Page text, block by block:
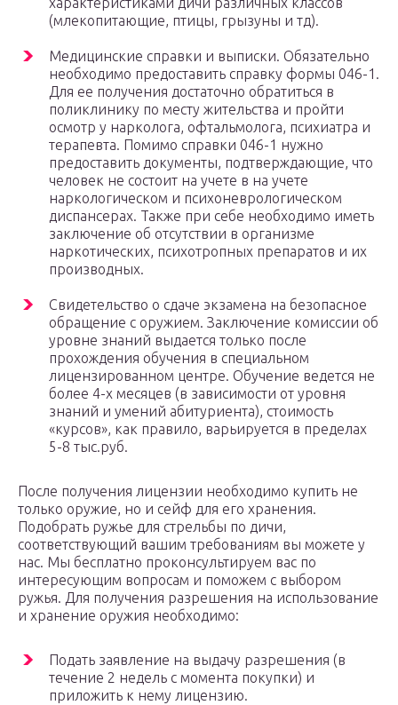
(млекопитающие, птицы, грызуны и тд).
Медицинские справки и выписки. Обязательно
необходимо предоставить справку формы 046-1.
Для ее получения достаточно обратиться в
поликлинику по месту жительства и пройти
осмотр у нарколога, офтальмолога, психиатра и
терапевта. Помимо справки 046-1 нужно
предоставить документы, подтверждающие, что
человек не состоит на учете в на учете
наркологическом и психоневрологическом
диспансерах. Также при себе необходимо иметь
заключение об отсутствии в организме
наркотических, психотропных препаратов и их
производных.
Свидетельство о сдаче экзамена на безопасное
обращение с оружием. Заключение комиссии об
уровне знаний выдается только после
прохождения обучения в специальном
лицензированном центре. Обучение ведется не
более 4-х месяцев (в зависимости от уровня
знаний и умений абитуриента), стоимость
«курсов», как правило, варьируется в пределах
5-8 тыс.руб.
После получения лицензии необходимо купить не
только оружие, но и сейф для его хранения.
Подобрать ружье для стрельбы по дичи,
соответствующий вашим требованиям вы можете у
нас. Мы бесплатно проконсультируем вас по
интересующим вопросам и поможем с выбором
ружья. Для получения разрешения на использование
и хранение оружия необходимо:
Подать заявление на выдачу разрешения (в
течение 2 недель с момента покупки) и
приложить к нему лицензию.